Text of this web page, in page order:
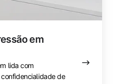
em
lida com
de